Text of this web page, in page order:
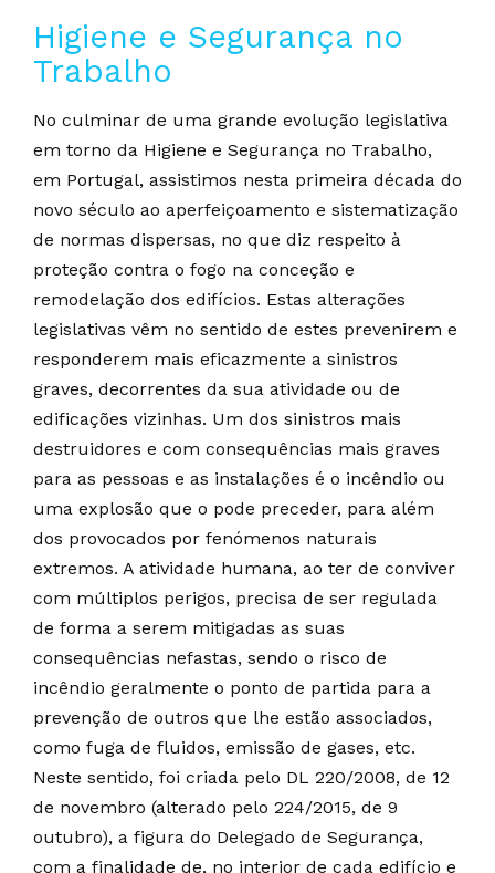
Higiene e Segurança no
Trabalho
No culminar de uma grande evolução legislativa
em torno da Higiene e Segurança no Trabalho,
em Portugal, assistimos nesta primeira década do
novo século ao aperfeiçoamento e sistematização
de normas dispersas, no que diz respeito à
proteção contra o fogo na conceção e
remodelação dos edifícios. Estas alterações
legislativas vêm no sentido de estes prevenirem e
responderem mais eficazmente a sinistros
graves, decorrentes da sua atividade ou de
edificações vizinhas. Um dos sinistros mais
destruidores e com consequências mais graves
para as pessoas e as instalações é o incêndio ou
uma explosão que o pode preceder, para além
dos provocados por fenómenos naturais
extremos. A atividade humana, ao ter de conviver
com múltiplos perigos, precisa de ser regulada
de forma a serem mitigadas as suas
consequências nefastas, sendo o risco de
incêndio geralmente o ponto de partida para a
prevenção de outros que lhe estão associados,
como fuga de fluidos, emissão de gases, etc.
Neste sentido, foi criada pelo DL 220/2008, de 12
de novembro (alterado pelo 224/2015, de 9
outubro), a figura do Delegado de Segurança,
com a finalidade de, no interior de cada edifício e